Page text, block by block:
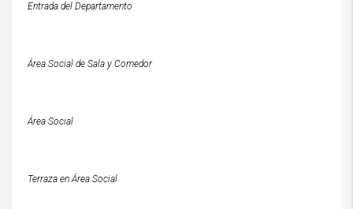
Entrada del Departamento
Área Social de Sala y Comedor
Área Social
Terraza en Área Social